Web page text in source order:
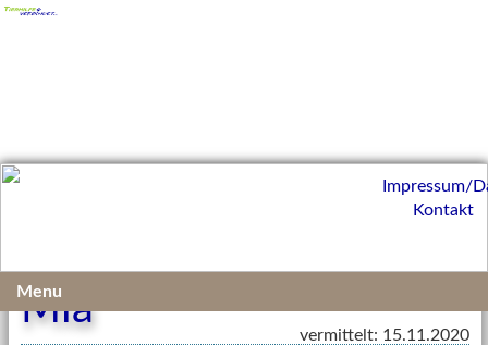
Mia
vermittelt: 15.11.2020
Impressum/
Kontakt
Menu